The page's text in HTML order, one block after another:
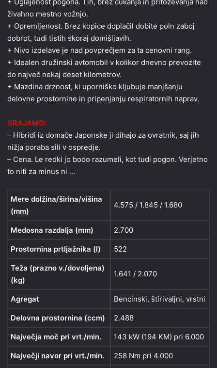
živahno mestno vožnjo.
+ Opremljenost. Brez kopice doplačil dobite poln zaboj
dobrot, tudi tistih skoraj domišljavih.
+ Nivo izdelave je nad povprečjem za ta cenovni rang.
+ Idealen družinski avtomobil v kolikor dnevno prevozite
do največ nekaj deset kilometrov.
+ Mazdina drznost, ki uporniško kljubuje manjšanju
delovne prostornine in pripenjanju respiratornih naprav.
GRAJAMO:
– Hibridi iz domače Japonske ji dihajo za ovratnik, saj jih
nižja poraba sili v ospredje.
– Cena. Le redki jo bodo razumeli, kot tudi pogon. Verjetno
to niti za minus ni …
Mere dolžina/širina/višina
(mm)
4.575 / 1.845 / 1.680
Medosna razdalja (mm) 2.700
Prostornina prtljažnika (l) 522
Teža (prazno v./dovoljena)
(kg)
1.641 / 2.070
Agregat Bencinski, štirivaljni, vrstni
Delovna prostornina (ccm) 2.488
Največja moč pri vrt./min. 143 kW (194 KM) pri 6.000
Največji navor pri vrt./min. 258 Nm pri 4.000